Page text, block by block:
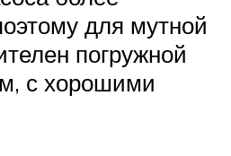
для мутной
погружной
с хорошими